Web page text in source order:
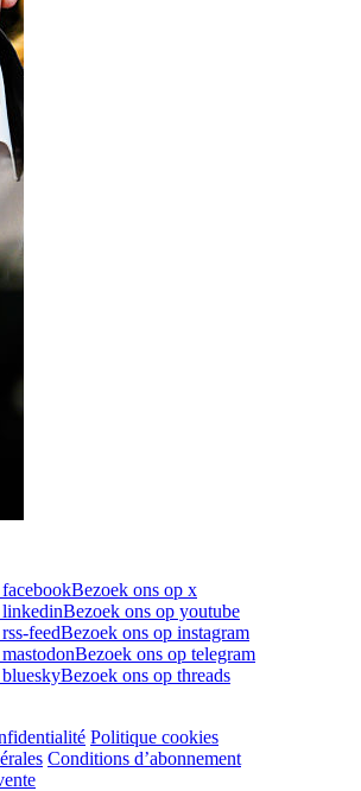
Bezoek ons op x
Bezoek ons op youtube
feedBezoek ons op instagram
Bezoek ons op telegram
Bezoek ons op threads
Politique cookies
Conditions d’abonnement